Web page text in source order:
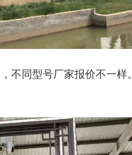
不同型号厂家报价不一样